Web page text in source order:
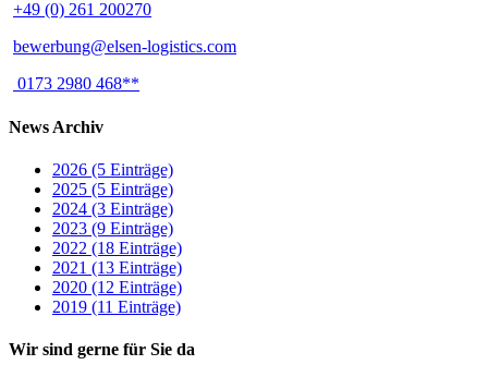
+49 (0) 261 200270
bewerbung@elsen-logistics.com
0173 2980 468**
News Archiv
2026 (5 Einträge)
2025 (5 Einträge)
2024 (3 Einträge)
2023 (9 Einträge)
2022 (18 Einträge)
2021 (13 Einträge)
2020 (12 Einträge)
2019 (11 Einträge)
Wir sind gerne für Sie da